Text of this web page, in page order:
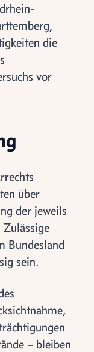
die
vor
über
der jeweils
Bundesland
sein.
– bleiben